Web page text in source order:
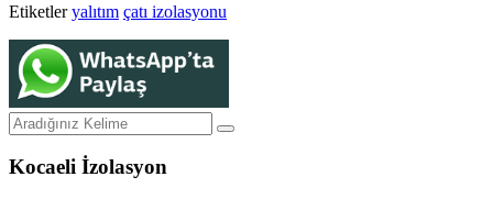
Etiketler yalıtım çatı izolasyonu
Kocaeli İzolasyon